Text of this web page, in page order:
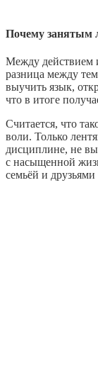
Почему занятым
Между действием
разница между
выучить язык,
что в итоге
Считается, что
воли. Только
дисциплине, не
с насыщенной
семьёй и друзьями